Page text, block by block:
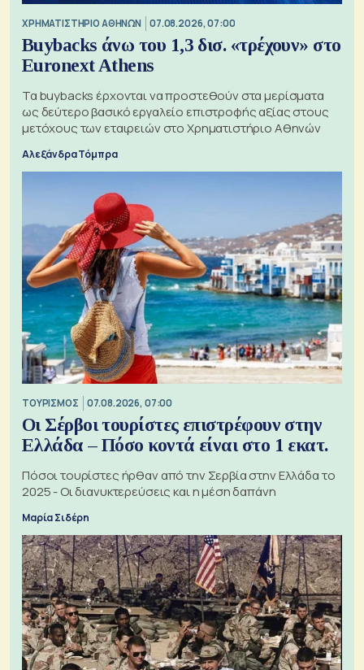
XΡΗΜΑΤΙΣΤΗΡΙΟ ΑΘΗΝΩΝ 07.08.2026, 07:00
Buybacks άνω του 1,3 δισ. «τρέχουν» στο
Euronext Athens
Τα buybacks έρχονται να προστεθούν στα μερίσματα
ως δεύτερο βασικό εργαλείο επιστροφής αξίας στους
μετόχους των εταιρειών στο Χρηματιστήριο Αθηνών
Αλεξάνδρα Τόμπρα
ΤΟΥΡΙΣΜΟΣ 07.08.2026, 07:00
Οι Σέρβοι τουρίστες επιστρέφουν στην
Ελλάδα – Πόσο κοντά είναι στο 1 εκατ.
Πόσοι τουρίστες ήρθαν από την Σερβία στην Ελλάδα το
2025 - Οι διανυκτερεύσεις και η μέση δαπάνη
Μαρία Σιδέρη